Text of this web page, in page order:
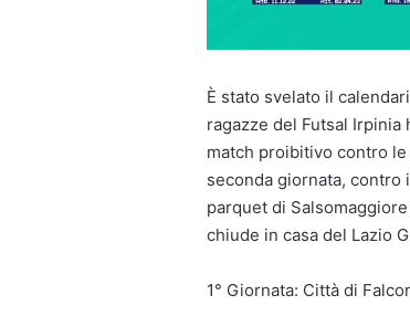
È stato svelato il
ragazze del Futsal
match proibitivo contro le
seconda giornata, contro
parquet di
chiude in casa del Lazio
1° Giornata: Città di